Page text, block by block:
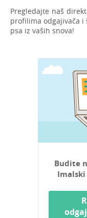
Pregledajte naš
profilima odgajivača i
psa iz vaših snova!
Budite